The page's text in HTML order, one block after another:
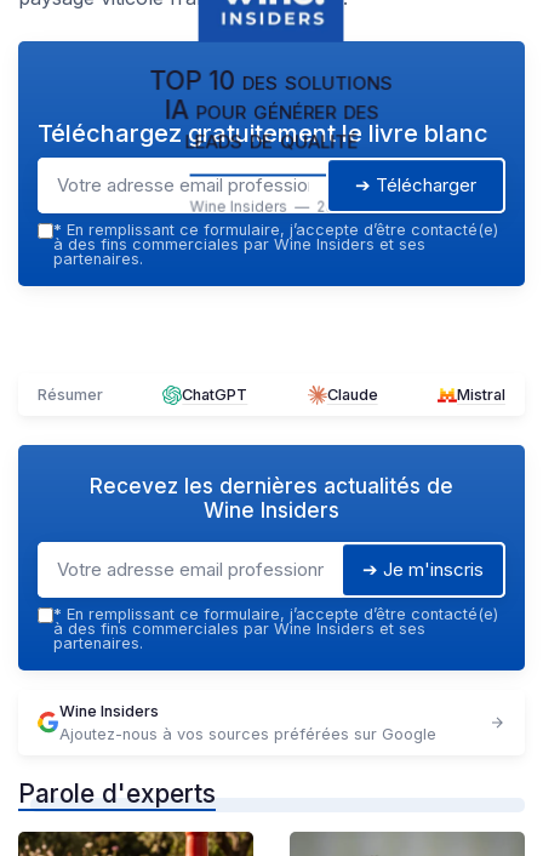
TOP 10 des solutions
IA pour générer des
leads de qualité
Wine Insiders — 2026
Téléchargez gratuitement le livre blanc
➔ Télécharger
* En remplissant ce formulaire, j’accepte d’être contacté(e)
à des fins commerciales par Wine Insiders et ses
partenaires.
Résumer ChatGPT Claude Mistral
Recevez les dernières actualités de
Wine Insiders
➔ Je m'inscris
* En remplissant ce formulaire, j’accepte d’être contacté(e)
à des fins commerciales par Wine Insiders et ses
partenaires.
Wine Insiders
Ajoutez-nous à vos sources préférées sur Google
Parole d'experts